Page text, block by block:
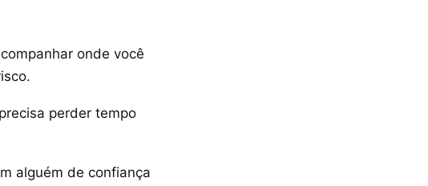
onde você
perder tempo
alguém de confiança